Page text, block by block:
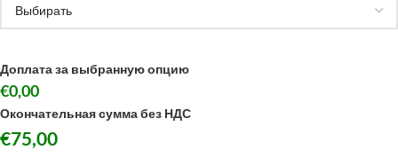
Доплата за выбранную опцию
€0,00
Окончательная сумма без НДС
€75,00